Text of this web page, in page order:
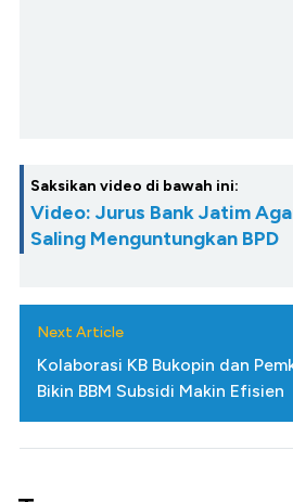
Saksikan video di bawah ini:
Video: Jurus Bank Jatim
Saling Menguntungkan BPD
Next Article
Kolaborasi KB Bukopin dan
Bikin BBM Subsidi Makin Efisien